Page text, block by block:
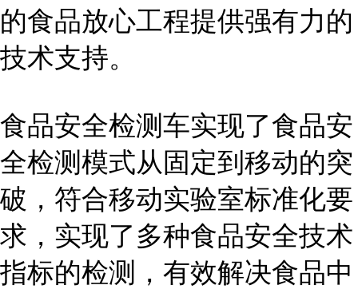
的食品放心工程提供强有力的
技术支持。
食品安全检测车实现了食品安
全检测模式从固定到移动的突
破，符合移动实验室标准化要
求，实现了多种食品安全技术
指标的检测，有效解决食品中